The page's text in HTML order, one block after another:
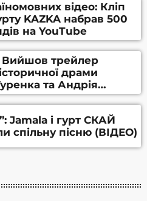
відео: Кліп
KAZKA набрав 500
на YouTube
Вийшов трейлер
драми
та Андрія
Jamala і гурт СКАЙ
спільну пісню (ВІДЕО)